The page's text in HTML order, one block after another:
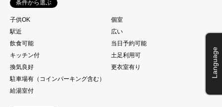
条件から選ぶ
子供OK
個室
駅近
広い
飲食可能
当日予約可能
キッチン付
土足利用可
換気良好
更衣室有り
駐車場有（コインパーキング含む）
給湯室付
Language